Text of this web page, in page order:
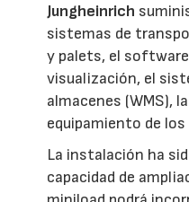
Jungheinrich
sistemas de
y palets, el
visualización, el
almacenes (WMS),
equipamiento de
La instalación ha
capacidad de